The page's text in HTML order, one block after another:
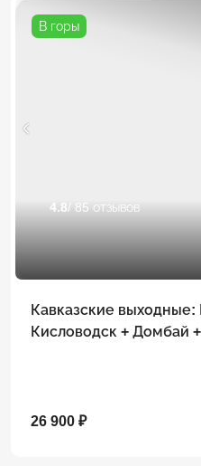
В горы
4.8/ 85 отзывов
Кавказские выходные:
Кисловодск + Домбай
26 900 ₽